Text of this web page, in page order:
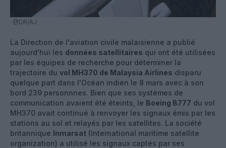
@DR/AJ
La Direction de l'aviation civile malaisienne a publié
aujourd'hui les données satellitaires qui ont été utilisées
par les équipes de recherche pour déterminer la
trajectoire du vol MH370 de Malaysia Airlines disparu
quelque part dans l'Océan indien le 8 mars avec à son
bord 239 personnnes. Bien que ses systèmes de
communication avaient été éteints, le Boeing B777 du vol
MH370 avait continué à renvoyer les signaux émis par les
stations au sol et relayés par les satellites. La société
britannique Inmarsat (International maritime satellite
organization) a utilisé les signaux captés par ses